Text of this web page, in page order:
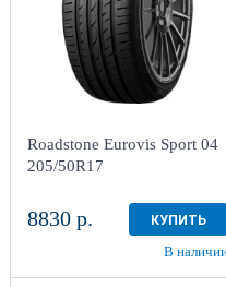
Roadstone Eurovis Sport 04
205/50R17
8830 р. КУПИТЬ
В